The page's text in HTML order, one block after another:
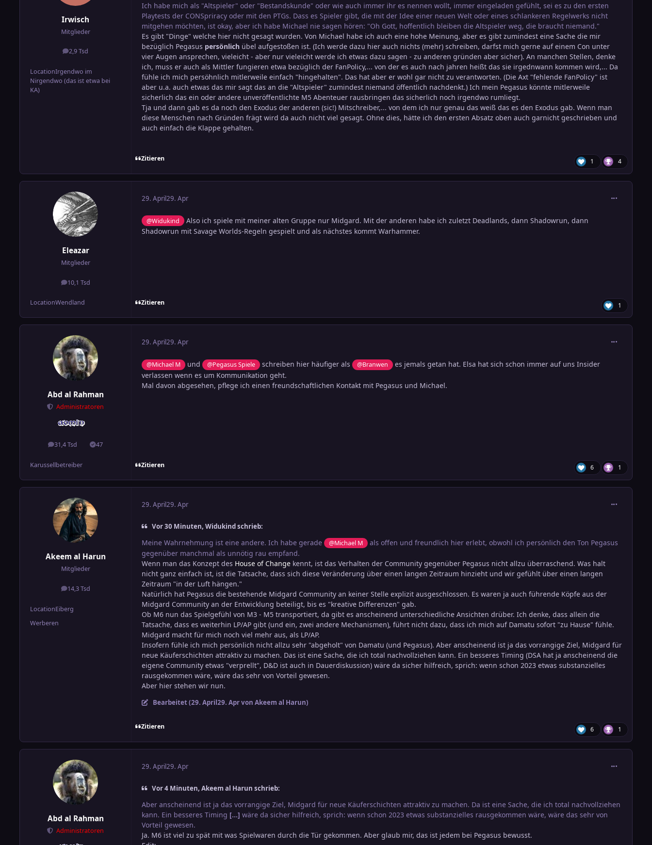
Irwisch
Mitglieder
2,9 Tsd
Beiträge
LocationIrgendwo im
Nirgendwo (das ist etwa bei
KA)
Ich habe mich als "Altspieler" oder "Bestandskunde" oder wie auch immer ihr es nennen wollt, immer eingeladen gefühlt, sei es zu den ersten
Playtests der CONSpriracy oder mit den PTGs. Dass es Spieler gibt, die mit der Idee einer neuen Welt oder eines schlankeren Regelwerks nicht
mitgehen möchten, ist okay, aber ich habe Michael nie sagen hören: "Oh Gott, hoffentlich bleiben die Altspieler weg, die braucht niemand."
Es gibt "Dinge" welche hier nicht gesagt wurden. Von Michael habe ich auch eine hohe Meinung, aber es gibt zumindest eine Sache die mir
bezüglich Pegasus persönlich übel aufgestoßen ist. (Ich werde dazu hier auch nichts (mehr) schreiben, darfst mich gerne auf einem Con unter
vier Augen ansprechen, vieleicht - aber nur vieleicht werde ich etwas dazu sagen - zu anderen gründen aber sicher). An manchen Stellen, denke
ich, muss er auch als Mittler fungieren etwa bezüglich der FanPolicy,... von der es auch nach jahren heißt das sie irgednwann kommen wird,... Da
fühle ich mich persöhnlich mitlerweile einfach "hingehalten". Das hat aber er wohl gar nicht zu verantworten. (Die Axt "fehlende FanPolicy" ist
aber u.a. auch etwas das mir sagt das an die "Altspieler" zumindest niemand öffentlich nachdenkt.) Ich mein Pegasus könnte mitlerweile
sicherlich das ein oder andere unveröffentlichte M5 Abenteuer rausbringen das sicherlich noch irgendwo rumliegt.
Tja und dann gab es da noch den Exodus der anderen (sic!) Mitschreiber,... von dem ich nur genau das weiß das es den Exodus gab. Wenn man
diese Menschen nach Gründen frägt wird da auch nicht viel gesagt. Ohne dies, hätte ich den ersten Absatz oben auch garnicht geschrieben und
auch einfach die Klappe gehalten.
Zitieren 1 4
Eleazar
Mitglieder
10,1 Tsd
Beiträge
LocationWendland
29. April29. Apr
@Widukind
Also ich spiele mit meiner alten Gruppe nur Midgard. Mit der anderen habe ich zuletzt Deadlands, dann Shadowrun, dann
Shadowrun mit Savage Worlds-Regeln gespielt und als nächstes kommt Warhammer.
Zitieren 1
Abd al Rahman
Administratoren
31,4 Tsd
Beiträge 47
Lösungen
Karussellbetreiber
29. April29. Apr
@Michael M und @Pegasus Spiele schreiben hier häufiger als @Branwen
es jemals getan hat. Elsa hat sich schon immer auf uns Insider
verlassen wenn es um Kommunikation geht.
Mal davon abgesehen, pflege ich einen freundschaftlichen Kontakt mit Pegasus und Michael.
Zitieren 6 1
Akeem al Harun
Mitglieder
14,3 Tsd
Beiträge
LocationEiberg
Werberen
29. April29. Apr
Vor 30 Minuten, Widukind schrieb:
Meine Wahrnehmung ist eine andere. Ich habe gerade @Michael M
als offen und freundlich hier erlebt, obwohl ich persönlich den Ton Pegasus
gegenüber manchmal als unnötig rau empfand.
Wenn man das Konzept des House of Change kennt, ist das Verhalten der Community gegenüber Pegasus nicht allzu überraschend. Was halt
nicht ganz einfach ist, ist die Tatsache, dass sich diese Veränderung über einen langen Zeitraum hinzieht und wir gefühlt über einen langen
Zeitraum "in der Luft hängen."
Natürlich hat Pegasus die bestehende Midgard Community an keiner Stelle explizit ausgeschlossen. Es waren ja auch führende Köpfe aus der
Midgard Community an der Entwicklung beteiligt, bis es "kreative Differenzen" gab.
Ob M6 nun das Spielgefühl von M3 - M5 transportiert, da gibt es anscheinend unterschiedliche Ansichten drüber. Ich denke, dass allein die
Tatsache, dass es weiterhin LP/AP gibt (und ein, zwei andere Mechanismen), führt nicht dazu, dass ich mich auf Damatu sofort "zu Hause" fühle.
Midgard macht für mich noch viel mehr aus, als LP/AP.
Insofern fühle ich mich persönlich nicht allzu sehr "abgeholt" von Damatu (und Pegasus). Aber anscheinend ist ja das vorrangige Ziel, Midgard für
neue Käuferschichten attraktiv zu machen. Das ist eine Sache, die ich total nachvollziehen kann. Ein besseres Timing (DSA hat ja anscheinend die
eigene Community etwas "verprellt", D&D ist auch in Dauerdiskussion) wäre da sicher hilfreich, sprich: wenn schon 2023 etwas substanzielles
rausgekommen wäre, wäre das sehr von Vorteil gewesen.
Aber hier stehen wir nun.
Bearbeitet (29. April 29. Aprvon Akeem al Harun)
Zitieren 6 1
Abd al Rahman
Administratoren
29. April29. Apr
Vor 4 Minuten, Akeem al Harun schrieb:
Aber anscheinend ist ja das vorrangige Ziel, Midgard für neue Käuferschichten attraktiv zu machen. Da ist eine Sache, die ich total nachvollziehen
kann. Ein besseres Timing […] wäre da sicher hilfreich, sprich: wenn schon 2023 etwas substanzielles rausgekommen wäre, wäre das sehr von
Vorteil gewesen.
Ja. M6 ist viel zu spät mit was Spielwaren durch die Tür gekommen. Aber glaub mir, das ist jedem bei Pegasus bewusst.